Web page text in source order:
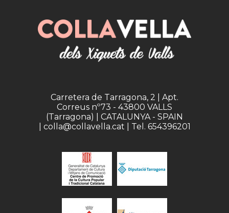
Carretera de Tarragona, 2 | Apt.
Correus nº73 - 43800 VALLS
(Tarragona) | CATALUNYA - SPAIN
| colla@collavella.cat | Tel. 654396201